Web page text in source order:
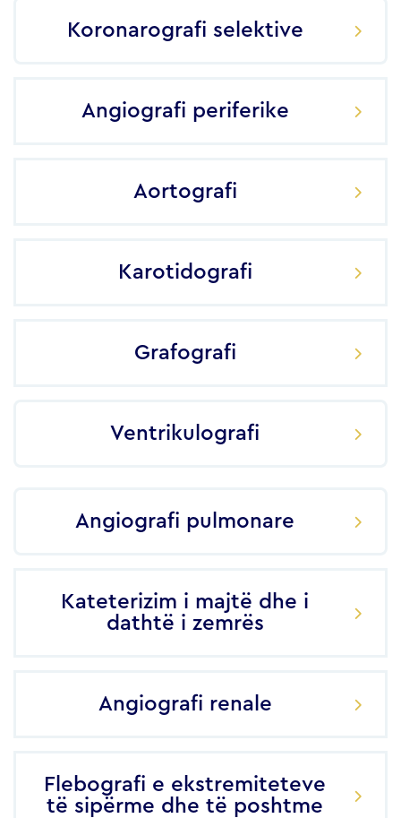
Koronarografi selektive
Angiografi periferike
Aortografi
Karotidografi
Grafografi
Ventrikulografi
Angiografi pulmonare
Kateterizim i majtë dhe i
dathtë i zemrës
Angiografi renale
Flebografi e ekstremiteteve
të sipërme dhe të poshtme